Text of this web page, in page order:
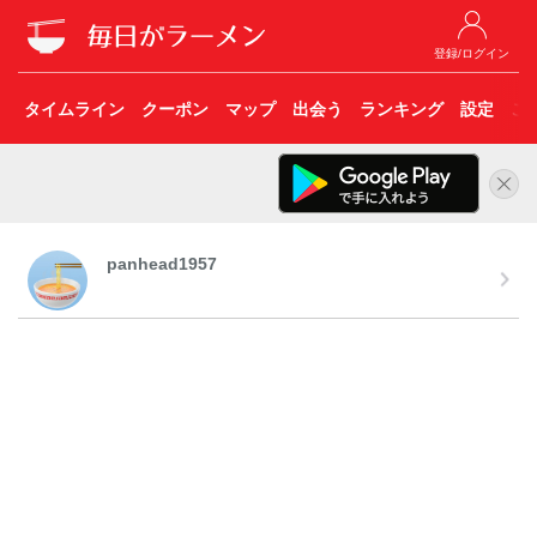
登録/ログイン
タイムライン クーポン マップ 出会う ランキング 設定 こ
panhead1957